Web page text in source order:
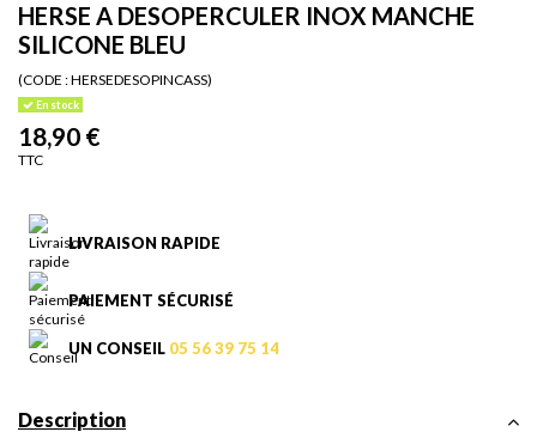
HERSE A DESOPERCULER INOX MANCHE
SILICONE BLEU
(CODE :HERSEDESOPINCASS)
En stock
18,90 €
TTC
LIVRAISON RAPIDE
PAIEMENT SÉCURISÉ
UN CONSEIL 05 56 39 75 14
Description